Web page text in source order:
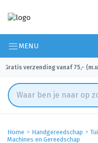
MENU
Gratis verzending vanaf 75,-
Home Handgereedschap
Machines en Gereedschap